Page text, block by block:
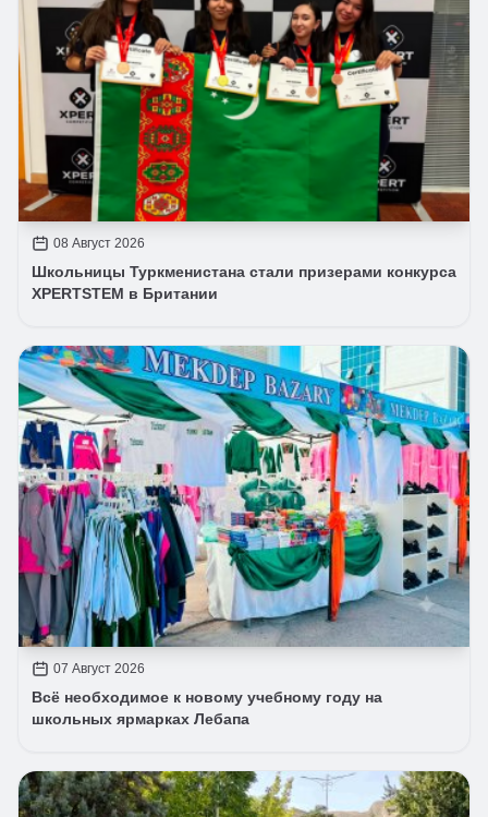
08 Август 2026
Школьницы Туркменистана стали призерами конкурса
XPERTSTEM в Британии
07 Август 2026
Всё необходимое к новому учебному году на
школьных ярмарках Лебапа